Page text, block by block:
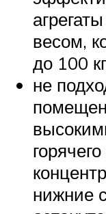
весом,
до 100
не
нижние